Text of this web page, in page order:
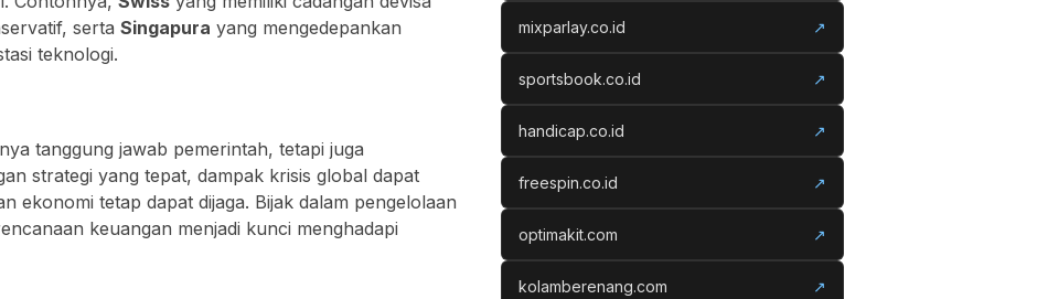
serta Singapura yang mengedepankan
teknologi.
tanggung jawab pemerintah, tetapi juga
strategi yang tepat, dampak krisis global dapat
ekonomi tetap dapat dijaga. Bijak dalam pengelolaan
keuangan menjadi kunci menghadapi
mixparlay.co.id ↗
sportsbook.co.id ↗
handicap.co.id ↗
freespin.co.id ↗
optimakit.com ↗
kolamberenang.com ↗